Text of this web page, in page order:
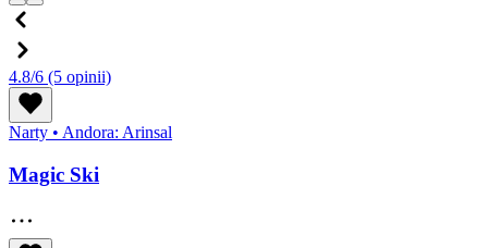
4.8/6 (5 opinii)
Narty • Andora: Arinsal
Magic Ski